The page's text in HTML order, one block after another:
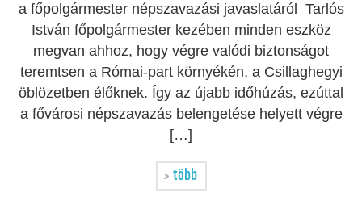
a főpolgármester népszavazási javaslatáról Tarlós
István főpolgármester kezében minden eszköz
megvan ahhoz, hogy végre valódi biztonságot
teremtsen a Római-part környékén, a Csillaghegyi
öblözetben élőknek. Így az újabb időhúzás, ezúttal
a fővárosi népszavazás belengetése helyett végre
[…]
több